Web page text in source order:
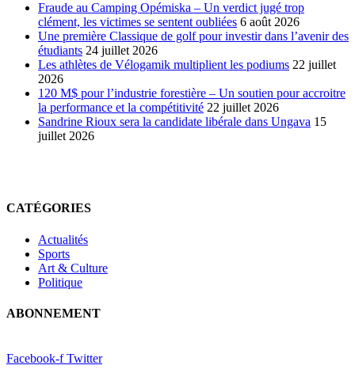
Fraude au Camping Opémiska – Un verdict jugé trop
clément, les victimes se sentent oubliées 6 août 2026
Une première Classique de golf pour investir dans l’avenir des
étudiants 24 juillet 2026
Les athlètes de Vélogamik multiplient les podiums 22 juillet
2026
120 M$ pour l’industrie forestière – Un soutien pour accroitre
la performance et la compétitivité 22 juillet 2026
Sandrine Rioux sera la candidate libérale dans Ungava 15
juillet 2026
CATÉGORIES
Actualités
Sports
Art & Culture
Politique
ABONNEMENT
Facebook-f Twitter